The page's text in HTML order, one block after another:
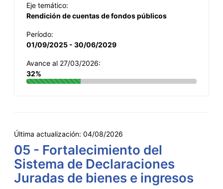
Eje temático:
Rendición de cuentas de fondos públicos
Período:
01/09/2025 - 30/06/2029
Avance al 27/03/2026:
32%
Última actualización: 04/08/2026
05 - Fortalecimiento del
Sistema de Declaraciones
Juradas de bienes e ingresos